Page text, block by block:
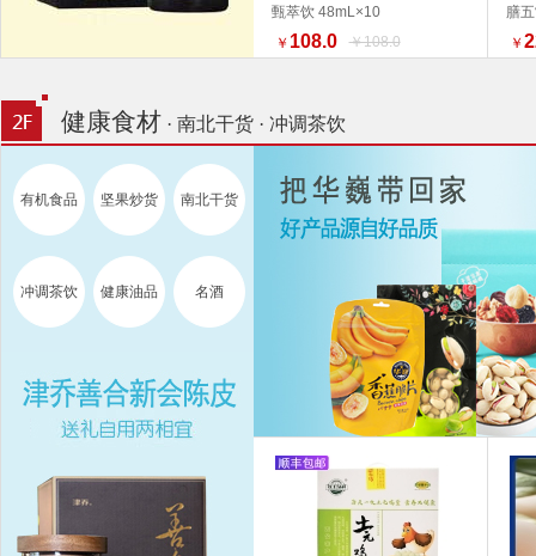
甄萃饮 48mL×10
￥ 108.0 ￥108.0
膳
产
为
￥
健康食材 · 南北干货 · 冲调茶饮
有机食品 坚果炒货 南北干货
冲调茶饮 健康油品 名酒